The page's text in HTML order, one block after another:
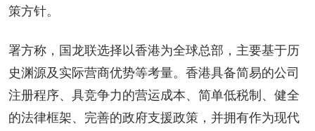
策方针。
署方称，国龙联选择以香港为全球总部，主要基于历
史渊源及实际营商优势等考量。香港具备简易的公司
注册程序、具竞争力的营运成本、简单低税制、健全
的法律框架、完善的政府支援政策，并拥有作为现代